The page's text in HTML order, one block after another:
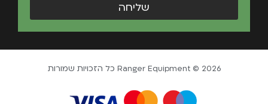
שליחה
Ranger Equipment © 2026 כל הזכויות שמורות